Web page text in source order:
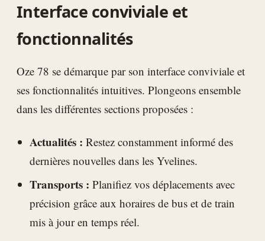
Interface conviviale et
fonctionnalités
Oze 78 se démarque par son interface conviviale et
ses fonctionnalités intuitives. Plongeons ensemble
dans les différentes sections proposées :
Actualités : Restez constamment informé des
dernières nouvelles dans les Yvelines.
Transports : Planifiez vos déplacements avec
précision grâce aux horaires de bus et de train
mis à jour en temps réel.